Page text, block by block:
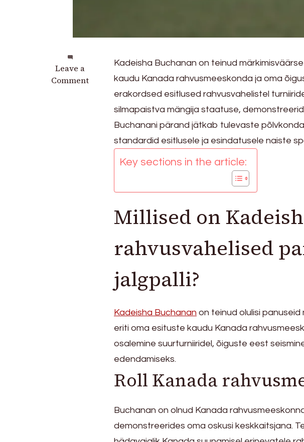
Leave a
Comment
on
Kadeisha
Rahvusvahelised
esinemised,
Kadeisha Buchanan on teinud
kaudu Kanada rahvusmeeskonda ja oma
erakordsed esitlused rahvusvahelistel
silmapaistva mängija staatuse,
Buchanani pärand jätkab tulevaste
standardid esitlusele ja esindatusele naiste
Key sections in the article:
Millised on
rahvusvahelised
jalgpalli?
Kadeisha Buchanan on teinud olulisi
eriti oma esituste kaudu Kanada
osalemine suurturniiridel, õiguste eest
edendamiseks.
Roll Kanada
Buchanan on olnud Kanada
demonstreerides oma oskusi keskkaitsjana.